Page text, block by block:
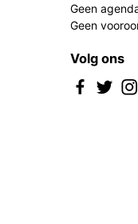
Geen
Geen
Volg ons